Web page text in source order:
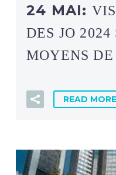
24 MAI:
DES JO
MOYENS
READ MORE